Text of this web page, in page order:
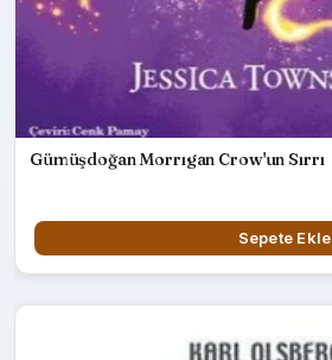
Gümüşdoğan Morrıgan Crow'un Sırrı
Sepete Ekle